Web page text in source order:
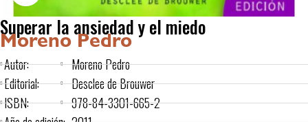
Superar la ansiedad y el miedo
Moreno Pedro
Autor:
Editorial:
ISBN:
Moreno Pedro
Desclee de Brouwer
978-84-3301-665-2